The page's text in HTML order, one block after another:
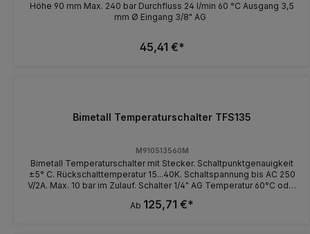
Höhe 90 mm Max. 240 bar Durchfluss 24 l/min 60 °C Ausgang 3,5
mm Ø Eingang 3/8" AG
45,41 €*
Bimetall Temperaturschalter TFS135
M910513560M
Bimetall Temperaturschalter mit Stecker. Schaltpunktgenauigkeit
±5° C. Rückschalttemperatur 15...40K. Schaltspannung bis AC 250
V/2A. Max. 10 bar im Zulauf. Schalter 1/4" AG Temperatur 60°C oder
Ab 125,71 €*